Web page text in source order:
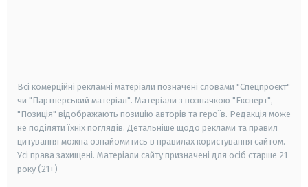
Всі комерційні рекламні матеріали позначені словами "Спецпроєкт"
чи "Партнерський матеріал". Матеріали з позначкою "Експерт",
"Позиція" відображають позицію авторів та героїв. Редакція може
не поділяти їхніх поглядів. Детальніше щодо реклами та правил
цитування можна ознайомитись в правилах користування сайтом.
Усі права захищені. Матеріали сайту призначені для осіб старше 21
року (21+)